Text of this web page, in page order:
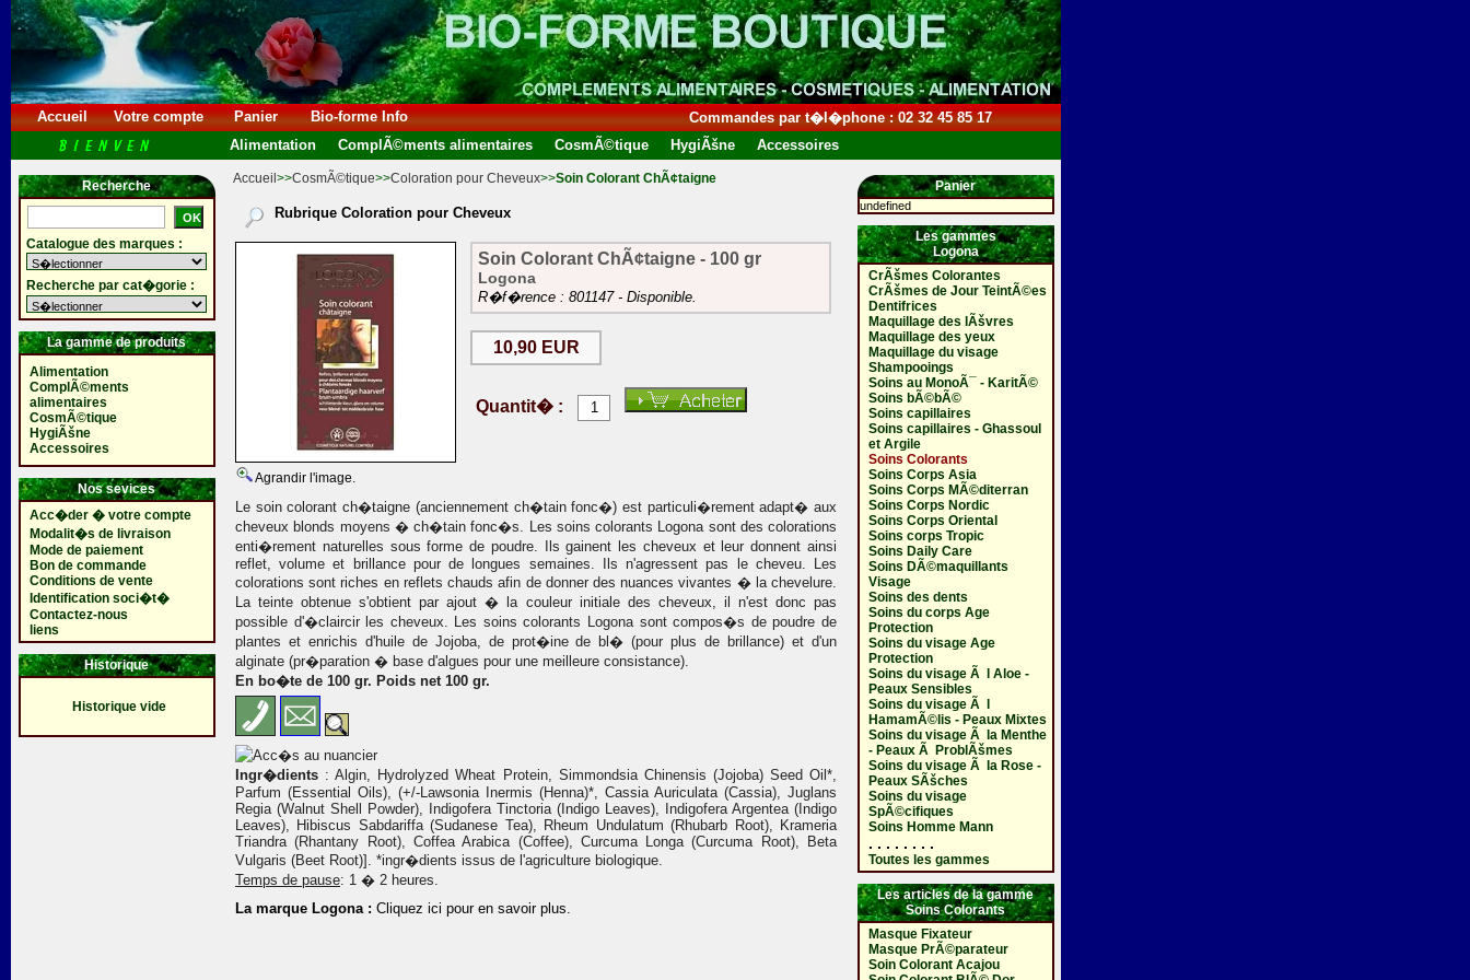
Accueil Votre compte Panier Bio-forme Info
Commandes par t�l�phone : 02 32 45 85 17
Alimentation
ComplÃ©ments alimentaires CosmÃ©tique HygiÃšne Accessoires
Recherche
Catalogue des marques :
Recherche par cat�gorie :
La gamme de produits
Alimentation
ComplÃ©ments
alimentaires
CosmÃ©tique
HygiÃšne
Accessoires
Nos sevices
Acc�der � votre compte
Modalit�s de livraison
Mode de paiement
Bon de commande
Conditions de vente
Identification soci�t�
Contactez-nous
liens
Historique
Historique vide
Accueil >>CosmÃ©tique>>Coloration pour Cheveux>>Soin Colorant ChÃ¢taigne
Rubrique Coloration pour Cheveux
Agrandir l'image.
Soin Colorant ChÃ¢taigne - 100 gr
Logona
R�f�rence : 801147 - Disponible.
10,90 EUR
Quantit� :
Le soin colorant ch�taigne (anciennement ch�tain fonc�) est particuli�rement adapt� aux
cheveux blonds moyens � ch�tain fonc�s. Les soins colorants Logona sont des colorations
enti�rement naturelles sous forme de poudre. Ils gainent les cheveux et leur donnent ainsi
reflet, volume et brillance pour de longues semaines. Ils n'agressent pas le cheveu. Les
colorations sont riches en reflets chauds afin de donner des nuances vivantes � la chevelure.
La teinte obtenue s'obtient par ajout � la couleur initiale des cheveux, il n'est donc pas
possible d'�claircir les cheveux. Les soins colorants Logona sont compos�s de poudre de
plantes et enrichis d'huile de Jojoba, de prot�ine de bl� (pour plus de brillance) et d'un
alginate (pr�paration � base d'algues pour une meilleure consistance).
En bo�te de 100 gr. Poids net 100 gr.
Ingr�dients : Algin, Hydrolyzed Wheat Protein, Simmondsia Chinensis (Jojoba) Seed Oil*,
Parfum (Essential Oils), (+/-Lawsonia Inermis (Henna)*, Cassia Auriculata (Cassia), Juglans
Regia (Walnut Shell Powder), Indigofera Tinctoria (Indigo Leaves), Indigofera Argentea (Indigo
Leaves), Hibiscus Sabdariffa (Sudanese Tea), Rheum Undulatum (Rhubarb Root), Krameria
Triandra (Rhantany Root), Coffea Arabica (Coffee), Curcuma Longa (Curcuma Root), Beta
Vulgaris (Beet Root)]. *ingr�dients issus de l'agriculture biologique.
Temps de pause: 1 � 2 heures.
La marque Logona : Cliquez ici pour en savoir plus.
Panier
undefined
Les gammes
Logona
CrÃšmes Colorantes
CrÃšmes de Jour TeintÃ©es
Dentifrices
Maquillage des lÃšvres
Maquillage des yeux
Maquillage du visage
Shampooings
Soins au MonoÃ¯ - KaritÃ©
Soins bÃ©bÃ©
Soins capillaires
Soins capillaires - Ghassoul
et Argile
Soins Colorants
Soins Corps Asia
Soins Corps MÃ©diterran
Soins Corps Nordic
Soins Corps Oriental
Soins corps Tropic
Soins Daily Care
Soins DÃ©maquillants
Visage
Soins des dents
Soins du corps Age
Protection
Soins du visage Age
Protection
Soins du visage Ã l Aloe -
Peaux Sensibles
Soins du visage Ã l
HamamÃ©lis - Peaux Mixtes
Soins du visage Ã la Menthe
- Peaux Ã ProblÃšmes
Soins du visage Ã la Rose -
Peaux SÃšches
Soins du visage
SpÃ©cifiques
Soins Homme Mann
. . . . . . . .
Toutes les gammes
Les articles de la gamme
Soins Colorants
Masque Fixateur
Masque PrÃ©parateur
Soin Colorant Acajou